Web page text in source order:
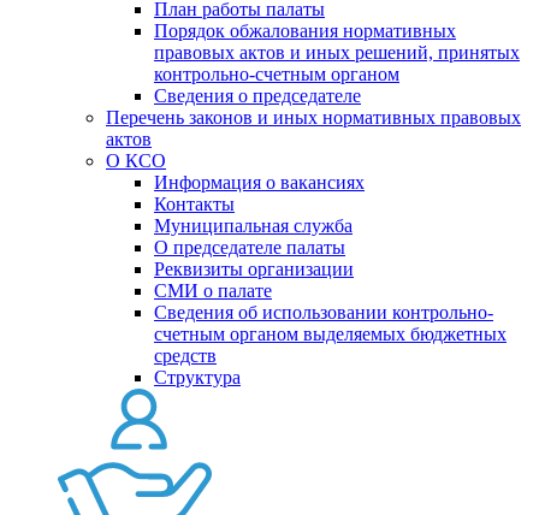
План работы палаты
Порядок обжалования нормативных
правовых актов и иных решений, принятых
контрольно-счетным органом
Сведения о председателе
Перечень законов и иных нормативных правовых
актов
О КСО
Информация о вакансиях
Контакты
Муниципальная служба
О председателе палаты
Реквизиты организации
СМИ о палате
Сведения об использовании контрольно-
счетным органом выделяемых бюджетных
средств
Структура